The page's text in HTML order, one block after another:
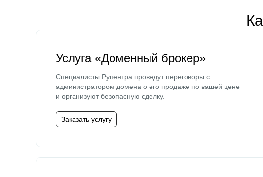
Услуга «Доменный брокер»
Специалисты Руцентра проведут переговоры с
администратором домена о его продаже по вашей цене
и организуют безопасную сделку.
Заказать услугу